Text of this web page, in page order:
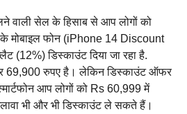
वाली सेल के हिसाब से आप लोगों को
मोबाइल फोन (iPhone 14 Discount
(12%) डिस्काउंट दिया जा रहा है.
69,900 रुपए है। लेकिन डिस्काउंट ऑफर
आप लोगों को Rs 60,999 में
भी और भी डिस्काउंट ले सकते हैं।